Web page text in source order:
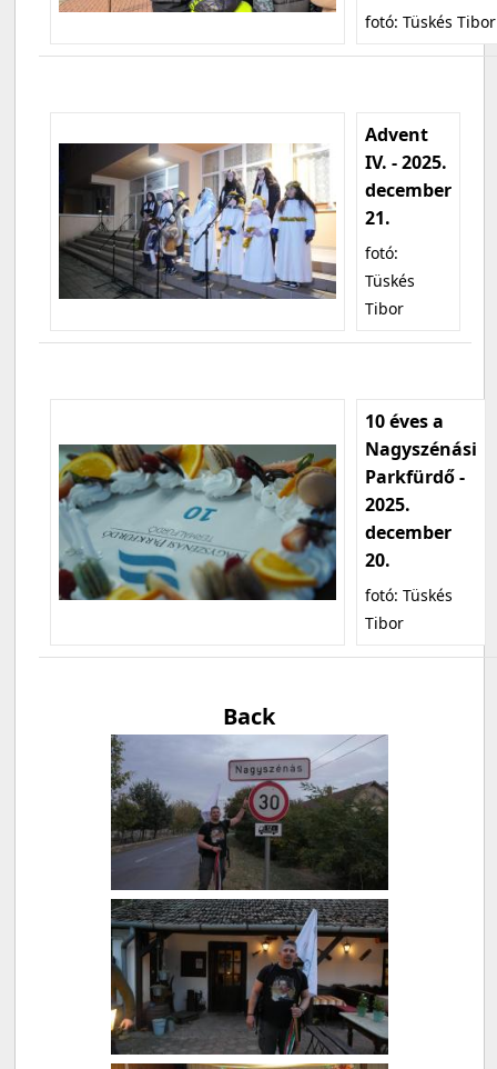
fotó: Tüskés Tibor
Advent
IV. - 2025.
december
21.
fotó:
Tüskés
Tibor
10 éves a
Nagyszénási
Parkfürdő -
2025.
december
20.
fotó: Tüskés
Tibor
Back